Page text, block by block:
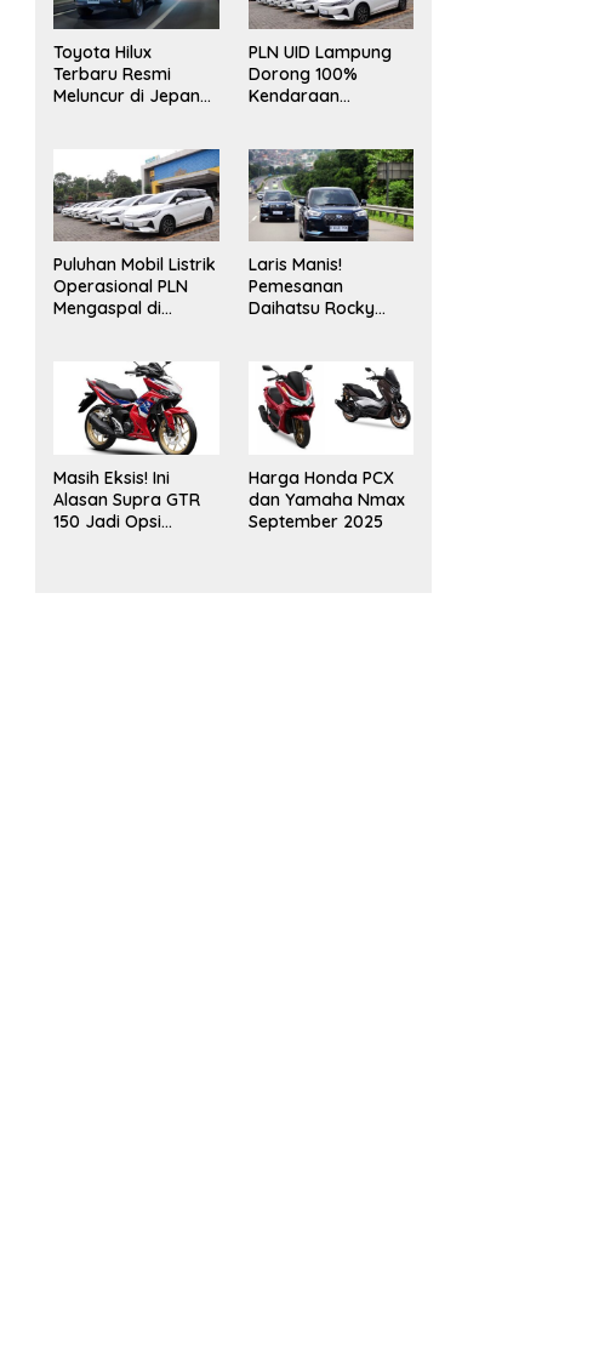
Toyota Hilux
Terbaru Resmi
Meluncur di Jepang,
PLN UID Lampung
Dorong 100%
Kendaraan
Puluhan Mobil Listrik
Operasional PLN
Mengaspal di
Emission
Laris Manis!
Pemesanan
Daihatsu Rocky
Dua Bulan
Masih Eksis! Ini
Alasan Supra GTR
150 Jadi Opsi
Harga Honda PCX
dan Yamaha Nmax
September 2025